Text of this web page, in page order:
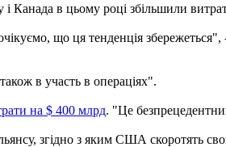
Канада в цьому році збільшили
що ця тенденція збережеться", -
в участь в операціях".
на $ 400 млрд. "Це
згідно з яким США скоротять